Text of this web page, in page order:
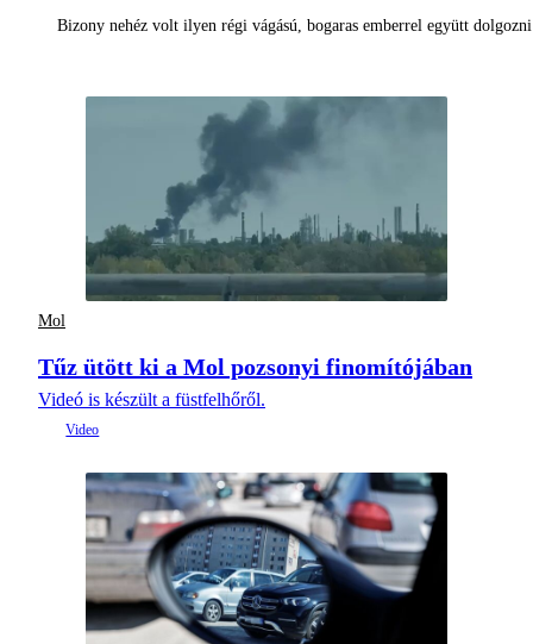
Bizony nehéz volt ilyen régi vágású, bogaras emberrel együtt
Mol
Tűz ütött ki a Mol pozsonyi finomítójában
Videó is készült a füstfelhőről.